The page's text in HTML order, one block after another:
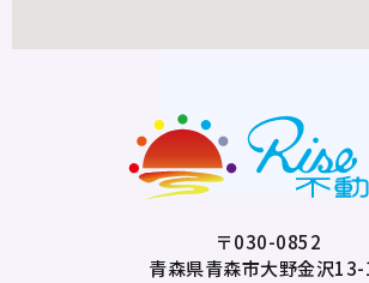
〒030-0852
青森県青森市大野金沢